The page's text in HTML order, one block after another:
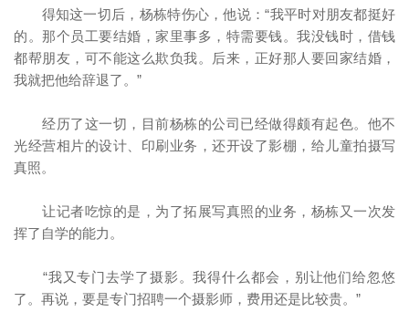
得知这一切后，杨栋特伤心，他说：“我平时对朋友都挺好
的。那个员工要结婚，家里事多，特需要钱。我没钱时，借钱
都帮朋友，可不能这么欺负我。后来，正好那人要回家结婚，
我就把他给辞退了。”
经历了这一切，目前杨栋的公司已经做得颇有起色。他不
光经营相片的设计、印刷业务，还开设了影棚，给儿童拍摄写
真照。
让记者吃惊的是，为了拓展写真照的业务，杨栋又一次发
挥了自学的能力。
“我又专门去学了摄影。我得什么都会，别让他们给忽悠
了。再说，要是专门招聘一个摄影师，费用还是比较贵。”